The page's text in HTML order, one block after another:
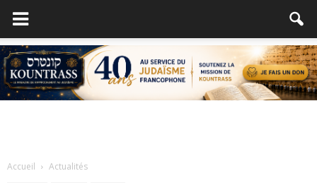
Accueil Actualités